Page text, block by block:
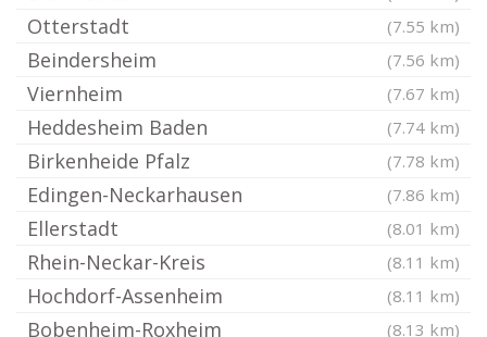
Otterstadt (7.55 km)
Beindersheim (7.56 km)
Viernheim (7.67 km)
Heddesheim Baden (7.74 km)
Birkenheide Pfalz (7.78 km)
Edingen-Neckarhausen (7.86 km)
Ellerstadt (8.01 km)
Rhein-Neckar-Kreis (8.11 km)
Hochdorf-Assenheim (8.11 km)
Bobenheim-Roxheim (8.13 km)